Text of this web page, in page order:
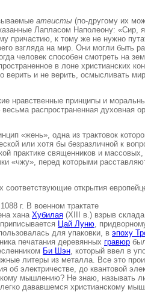
атеисты (по-другому их
Лапласом Наполеону: «Сир,
причастию, к тому же не нужно
взгляда на мир. Они могли быть
человек способен смотреть на
в лоне христианских
и не верить, осмысливать
принципы и
распространенная духовная
«жень», одна из трактовок
или хотя бы безразличной к
практике священников и
перед которыми
соответствующие открытия
г. В военном трактате
хана Хубилая (XIII в.) взрыв
Цай Луню,
для упаковки, в эпоху
печатания деревянных гравюр
Би Шэн, который ввел в
литеры из металла. Все это
электричестве, до квантовой
мышлению? Не знаю, называть
дававшемся христианскому